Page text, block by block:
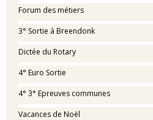
Forum des métiers
3° Sortie à Breendonk
Dictée du Rotary
4° Euro Sortie
4° 3° Epreuves communes
Vacances de Noël